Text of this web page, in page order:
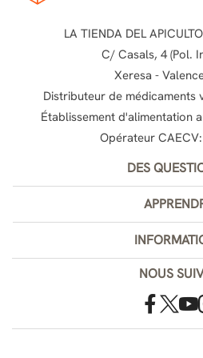
LA TIENDA DEL
C/ Casals, 4 (Pol.
Xeresa -
Distributeur de médicaments
Établissement d'alimentation
Opérateur
DES
NOUS